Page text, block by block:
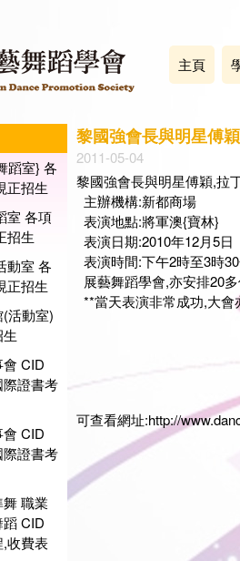
主頁
蹈室} 各
正招生
室 各項
招生
動室 各
正招生
活動室)
CID
證書考
CID
證書考
職業
CID
收費表
黎國強會長與明星傅
2011-05-04
黎國強會長與明星傅穎,拉
主辦機構:新都商場
表演地點:將軍澳{寶林}
表演日期:2010年12月5日
表演時間:下午2時至3時
展藝舞蹈學會,亦安排20
**當天表演非常成功,大
日期
可查看網址:http://